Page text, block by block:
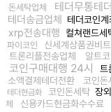
돈세탁업체 테더무통테
테더송금업체 테더코인계
xrp전송대행
컬쳐랜드세
파이코인
신세계상품권비
트론리플전송업체
알트
코인구매대행 24시
트
소액결제테더전환
코인돈
테더현금화 코인돈세탁 장
체
신용카드현금화수수료